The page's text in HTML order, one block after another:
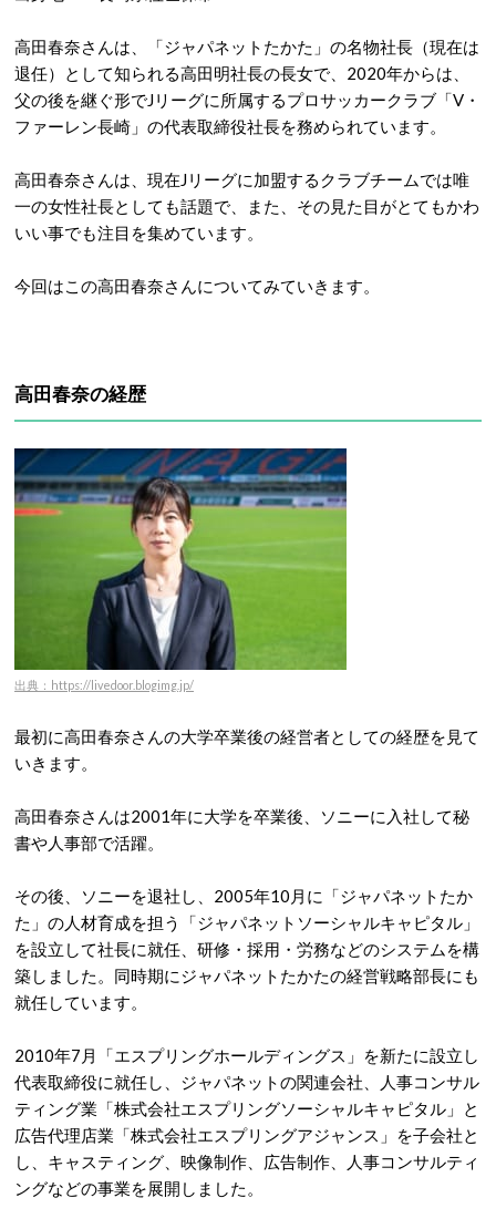
高田春奈さんは、「ジャパネットたかた」の名物社長（現在は
退任）として知られる高田明社長の長女で、2020年からは、
父の後を継ぐ形でJリーグに所属するプロサッカークラブ「V・
ファーレン長崎」の代表取締役社長を務められています。
高田春奈さんは、現在Jリーグに加盟するクラブチームでは唯
一の女性社長としても話題で、また、その見た目がとてもかわ
いい事でも注目を集めています。
今回はこの高田春奈さんについてみていきます。
高田春奈の経歴
出典：https://livedoor.blogimg.jp/
最初に高田春奈さんの大学卒業後の経営者としての経歴を見て
いきます。
高田春奈さんは2001年に大学を卒業後、ソニーに入社して秘
書や人事部で活躍。
その後、ソニーを退社し、2005年10月に「ジャパネットたか
た」の人材育成を担う「ジャパネットソーシャルキャピタル」
を設立して社長に就任、研修・採用・労務などのシステムを構
築しました。同時期にジャパネットたかたの経営戦略部長にも
就任しています。
2010年7月「エスプリングホールディングス」を新たに設立し
代表取締役に就任し、ジャパネットの関連会社、人事コンサル
ティング業「株式会社エスプリングソーシャルキャピタル」と
広告代理店業「株式会社エスプリングアジャンス」を子会社と
し、キャスティング、映像制作、広告制作、人事コンサルティ
ングなどの事業を展開しました。